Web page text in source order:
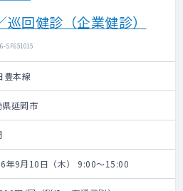
回健診（企業健診）
SF651015
豊本線
県延岡市
年9月10日（木） 9:00～15:00